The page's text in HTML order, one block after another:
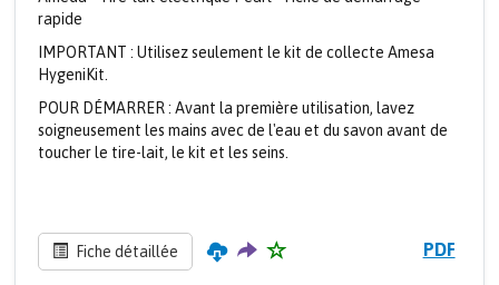
rapide
IMPORTANT : Utilisez seulement le kit de collecte Amesa
HygeniKit.
POUR DÉMARRER : Avant la première utilisation, lavez
soigneusement les mains avec de l'eau et du savon avant de
toucher le tire-lait, le kit et les seins.
Fiche détaillée PDF